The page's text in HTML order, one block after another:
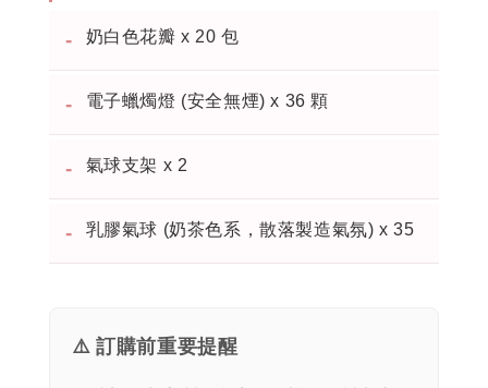
- 奶白色花瓣 x 20 包
- 電子蠟燭燈 (安全無煙) x 36 顆
- 氣球支架 x 2
- 乳膠氣球 (奶茶色系，散落製造氣氛) x 35
⚠️ 訂購前重要提醒